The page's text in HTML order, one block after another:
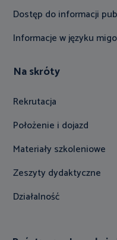
Dostęp do informacji
Informacje w języku
Na skróty
Rekrutacja
Położenie i dojazd
Materiały szkoleniowe
Zeszyty dydaktyczne
Działalność